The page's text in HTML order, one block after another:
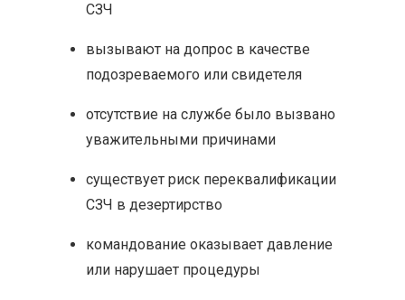
СЗЧ
вызывают на допрос в качестве
подозреваемого или свидетеля
отсутствие на службе было вызвано
уважительными причинами
существует риск переквалификации
СЗЧ в дезертирство
командование оказывает давление
или нарушает процедуры